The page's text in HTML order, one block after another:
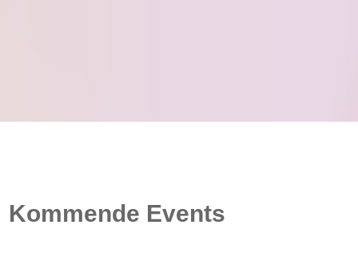
Kommende Events